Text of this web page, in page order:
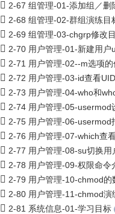
2-67 组管理-01-添加组／删
2-68 组管理-02-群组演练目
2-69 组管理-03-chgrp修改
2-70 用户管理-01-新建用户
2-71 用户管理-02--m选项
2-72 用户管理-03-id查看
2-73 用户管理-04-who和
2-74 用户管理-05-usermod
2-75 用户管理-06-usermod
2-76 用户管理-07-which查
2-77 用户管理-08-su切换用
2-78 用户管理-09-权限命令
2-79 用户管理-10-chmod的
2-80 用户管理-11-chmod演
2-81 系统信息-01-学习目标